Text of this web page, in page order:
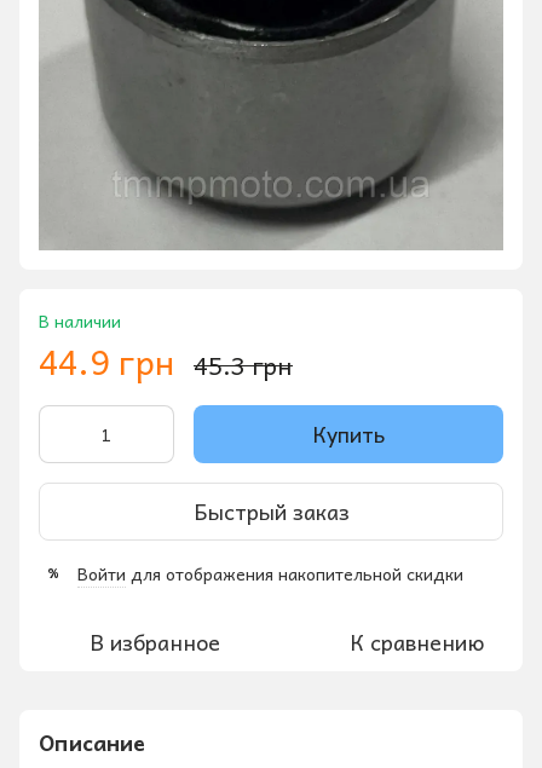
В наличии
44.9 грн 45.3 грн
Купить
Быстрый заказ
% Войти для отображения накопительной скидки
В избранное К сравнению
Описание